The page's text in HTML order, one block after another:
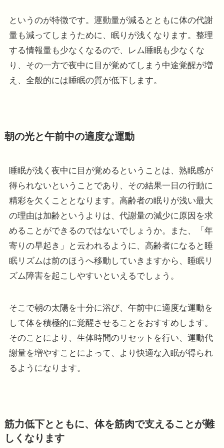
というのが特徴です。運動量が減るとともに体の代謝
量も減ってしまうために、眠りが浅くなります。整理
する情報量も少なくなるので、レム睡眠も少なくな
り、その一方で夜中に目が覚めてしまう中途覚醒が増
え、全般的には睡眠の質が低下します。
朝の光と午前中の適度な運動
睡眠が浅く夜中に目が覚めるということは、熟眠感が
得られないということであり、その結果一日の行動に
精彩を欠くこととなります。高齢者の眠りが浅い最大
の理由は加齢というよりは、代謝量の減少に原因を求
めることができるのではないでしょうか。また、「年
寄りの早起き」と云われるように、高齢者になると睡
眠リズムは前のほうへ移動していきますから、睡眠リ
ズム障害を起こしやすいといえるでしょう。
そこで朝の太陽を十分に浴び、午前中に適度な運動を
して体を積極的に覚醒させることをおすすめします。
そのことにより、生体時間のリセットを行い、運動代
謝量を増やすことによって、より快適な入眠が得られ
るようになります。
筋力低下とともに、体を筋肉で支えることが難
しくなります